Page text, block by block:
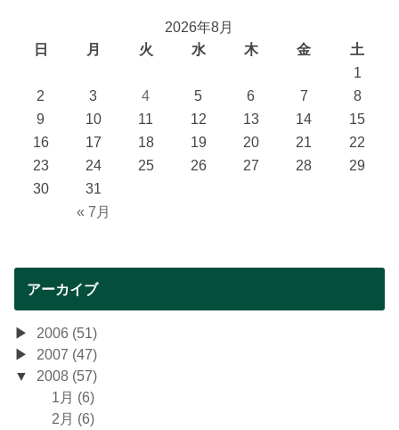
2026年8月
日
月 火 水 木 金 土
« 7月
1
2
3 4 5 6 7
8
9
10 11 12 13 14
15
16
17 18 19 20 21
22
23
24 25 26 27 28
29
30
31
アーカイブ
2006 (51)
2007 (47)
2008 (57)
1月 (6)
2月 (6)